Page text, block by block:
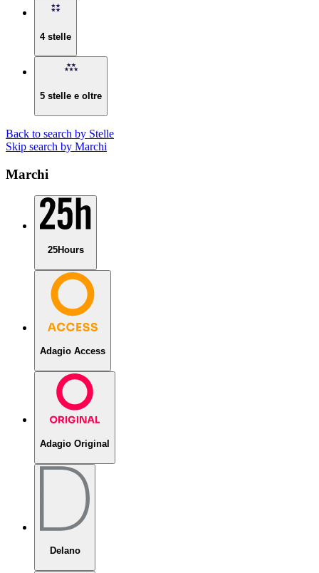
4 stelle
5 stelle e oltre
Back to search by Stelle
Skip search by Marchi
Marchi
25Hours
Adagio Access
Adagio Original
Delano